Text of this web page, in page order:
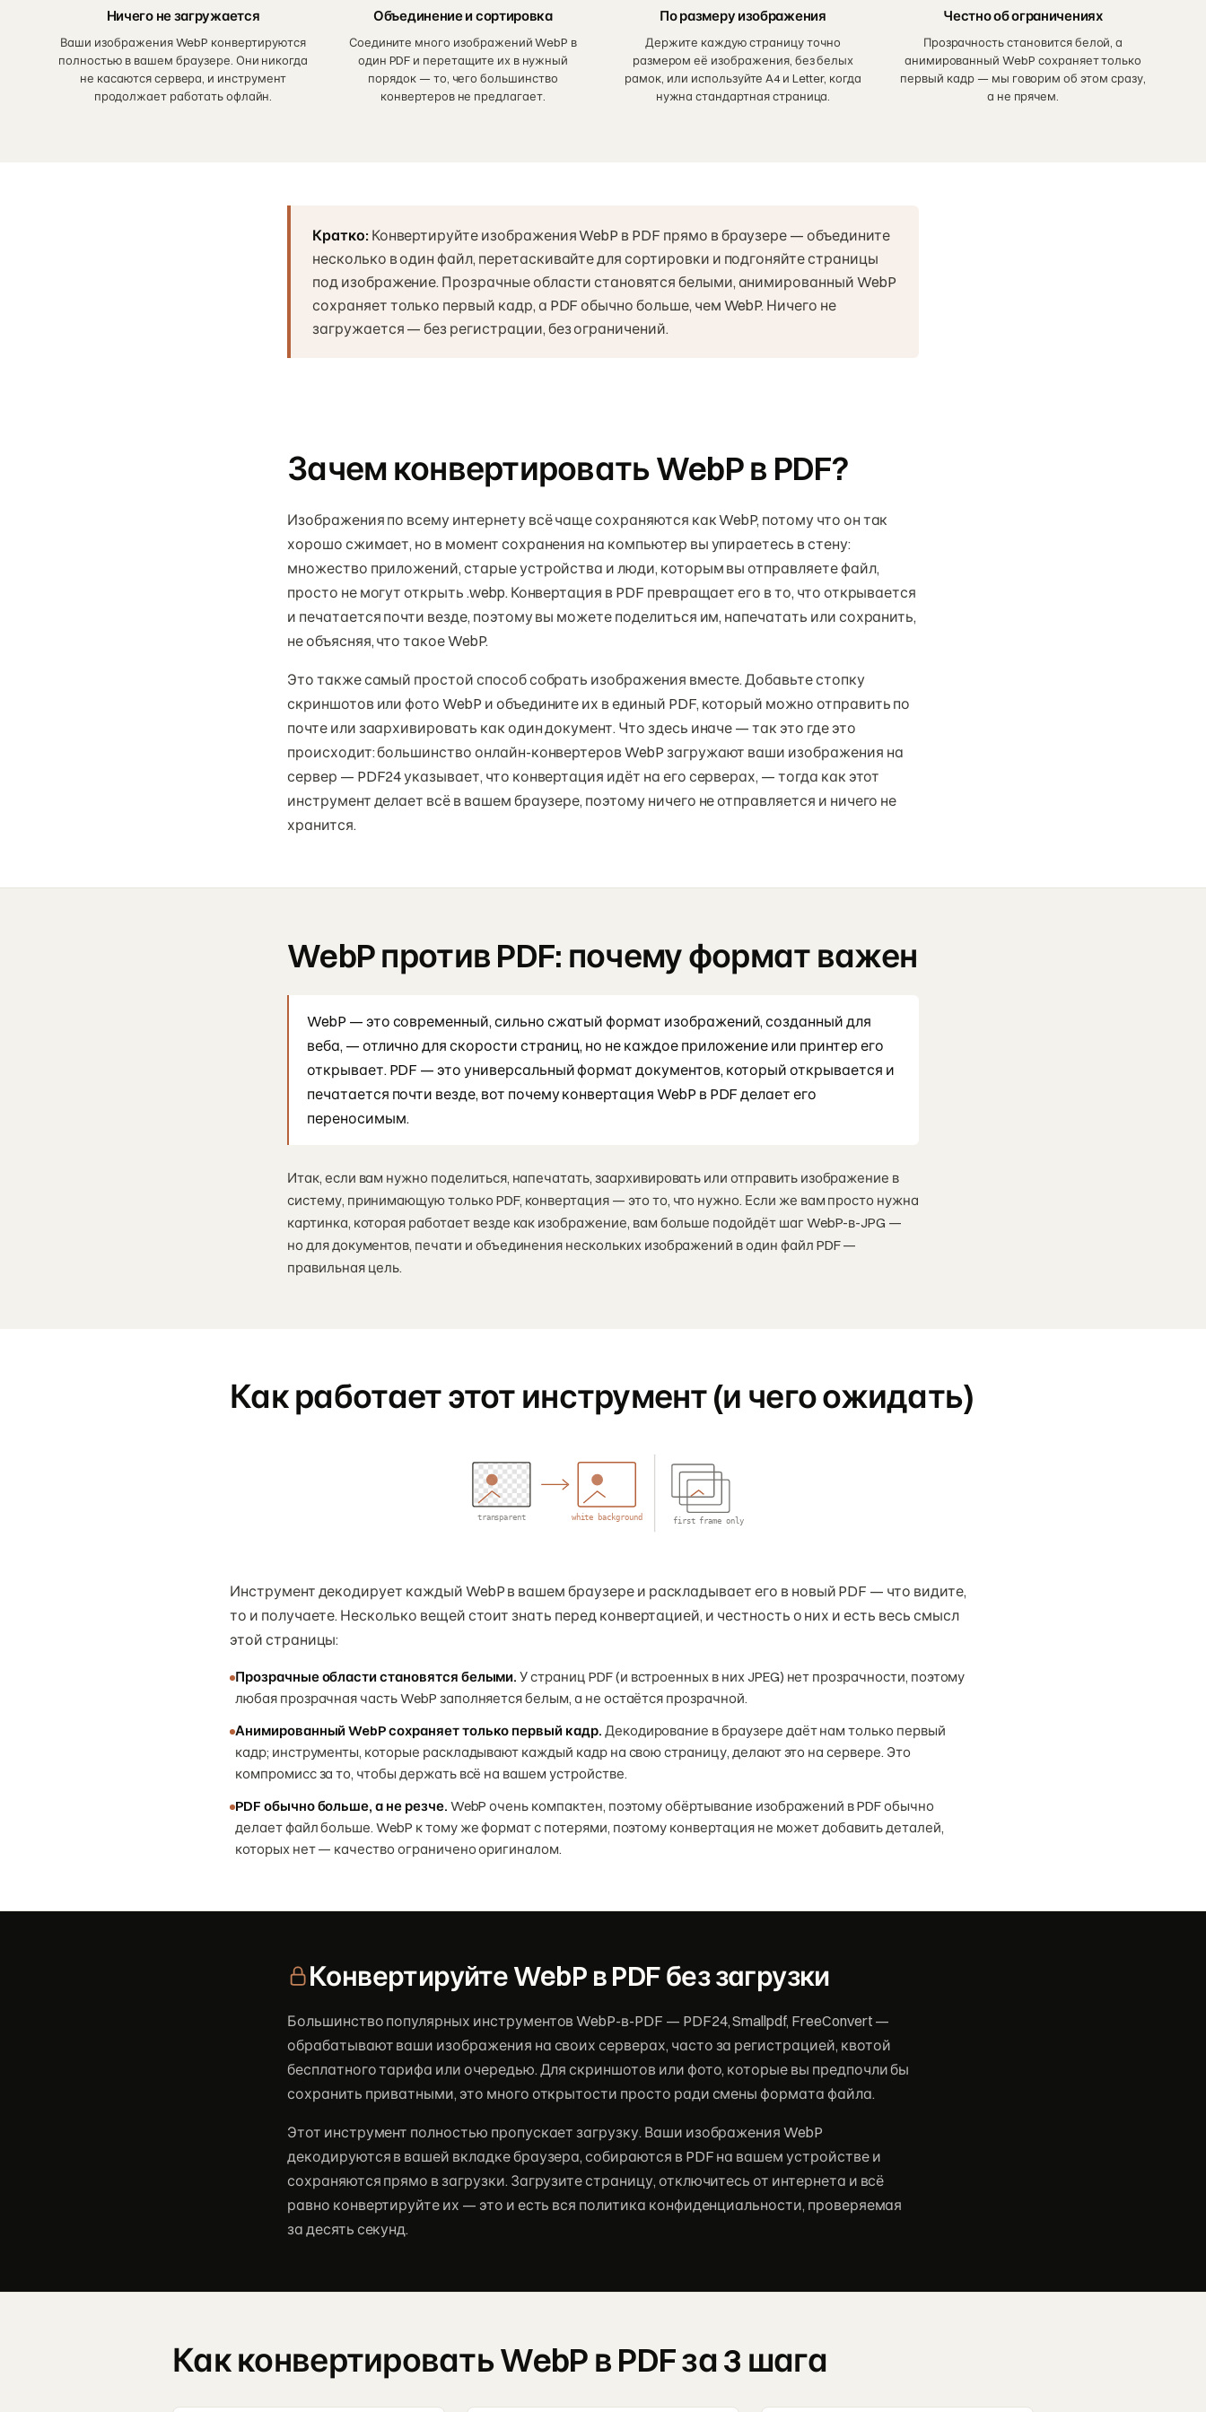
Ничего не загружается
Ваши изображения WebP конвертируются
полностью в вашем браузере. Они никогда
не касаются сервера, и инструмент
продолжает работать офлайн.
Объединение и сортировка
Соедините много изображений WebP в
один PDF и перетащите их в нужный
порядок — то, чего большинство
конвертеров не предлагает.
По размеру изображения
Держите каждую страницу точно
размером её изображения, без белых
рамок, или используйте A4 и Letter, когда
нужна стандартная страница.
Честно об ограничениях
Прозрачность становится белой, а
анимированный WebP сохраняет только
первый кадр — мы говорим об этом сразу,
а не прячем.
Кратко: Конвертируйте изображения WebP в PDF прямо в браузере — объедините
несколько в один файл, перетаскивайте для сортировки и подгоняйте страницы
под изображение. Прозрачные области становятся белыми, анимированный WebP
сохраняет только первый кадр, а PDF обычно больше, чем WebP. Ничего не
загружается — без регистрации, без ограничений.
Зачем конвертировать WebP в PDF?
Изображения по всему интернету всё чаще сохраняются как WebP, потому что он так
хорошо сжимает, но в момент сохранения на компьютер вы упираетесь в стену:
множество приложений, старые устройства и люди, которым вы отправляете файл,
просто не могут открыть .webp. Конвертация в PDF превращает его в то, что открывается
и печатается почти везде, поэтому вы можете поделиться им, напечатать или сохранить,
не объясняя, что такое WebP.
Это также самый простой способ собрать изображения вместе. Добавьте стопку
скриншотов или фото WebP и объедините их в единый PDF, который можно отправить по
почте или заархивировать как один документ. Что здесь иначе — так это где это
происходит: большинство онлайн-конвертеров WebP загружают ваши изображения на
сервер — PDF24 указывает, что конвертация идёт на его серверах, — тогда как этот
инструмент делает всё в вашем браузере, поэтому ничего не отправляется и ничего не
хранится.
WebP против PDF: почему формат важен
WebP — это современный, сильно сжатый формат изображений, созданный для
веба, — отлично для скорости страниц, но не каждое приложение или принтер его
открывает. PDF — это универсальный формат документов, который открывается и
печатается почти везде, вот почему конвертация WebP в PDF делает его
переносимым.
Итак, если вам нужно поделиться, напечатать, заархивировать или отправить изображение в
систему, принимающую только PDF, конвертация — это то, что нужно. Если же вам просто нужна
картинка, которая работает везде как изображение, вам больше подойдёт шаг WebP-в-JPG —
но для документов, печати и объединения нескольких изображений в один файл PDF —
правильная цель.
Как работает этот инструмент (и чего ожидать)
transparent white background first frame only
Инструмент декодирует каждый WebP в вашем браузере и раскладывает его в новый PDF — что видите,
то и получаете. Несколько вещей стоит знать перед конвертацией, и честность о них и есть весь смысл
этой страницы:
Прозрачные области становятся белыми. У страниц PDF (и встроенных в них JPEG) нет прозрачности, поэтому
любая прозрачная часть WebP заполняется белым, а не остаётся прозрачной.
Анимированный WebP сохраняет только первый кадр. Декодирование в браузере даёт нам только первый
кадр; инструменты, которые раскладывают каждый кадр на свою страницу, делают это на сервере. Это
компромисс за то, чтобы держать всё на вашем устройстве.
PDF обычно больше, а не резче. WebP очень компактен, поэтому обёртывание изображений в PDF обычно
делает файл больше. WebP к тому же формат с потерями, поэтому конвертация не может добавить деталей,
которых нет — качество ограничено оригиналом.
Конвертируйте WebP в PDF без загрузки
Большинство популярных инструментов WebP-в-PDF — PDF24, Smallpdf, FreeConvert —
обрабатывают ваши изображения на своих серверах, часто за регистрацией, квотой
бесплатного тарифа или очередью. Для скриншотов или фото, которые вы предпочли бы
сохранить приватными, это много открытости просто ради смены формата файла.
Этот инструмент полностью пропускает загрузку. Ваши изображения WebP
декодируются в вашей вкладке браузера, собираются в PDF на вашем устройстве и
сохраняются прямо в загрузки. Загрузите страницу, отключитесь от интернета и всё
равно конвертируйте их — это и есть вся политика конфиденциальности, проверяемая
за десять секунд.
Как конвертировать WebP в PDF за 3 шага